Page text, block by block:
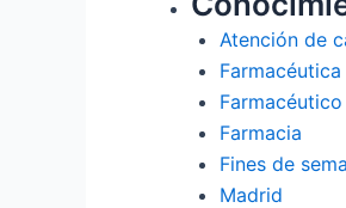
Atención de
Farmacéutica
Farmacéutico
Farmacia
Fines de
Madrid